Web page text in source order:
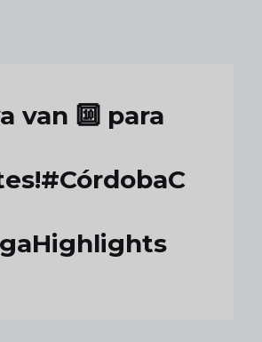
van 🔟 para